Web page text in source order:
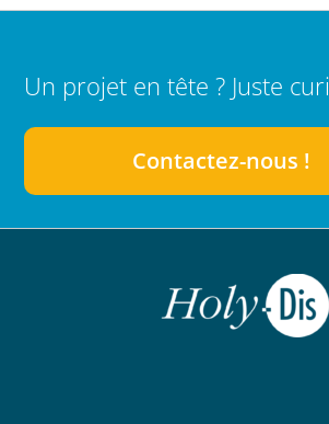
Un projet en tête ? Juste
Contactez-nous !